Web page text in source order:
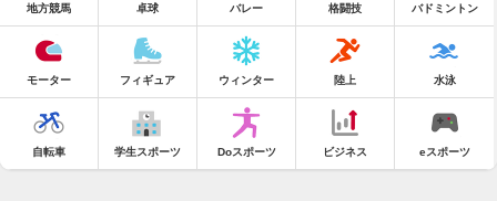
地方競馬 卓球 バレー 格闘技 バドミントン
モーター フィギュア ウィンター 陸上 水泳
自転車 学生スポーツ Doスポーツ ビジネス eスポーツ